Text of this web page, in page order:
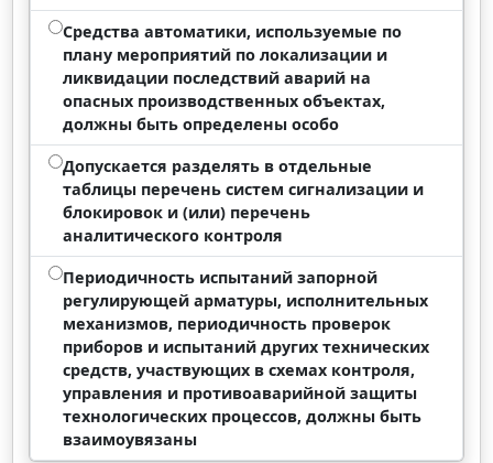
Средства автоматики, используемые по
плану мероприятий по локализации и
ликвидации последствий аварий на
опасных производственных объектах,
должны быть определены особо
Допускается разделять в отдельные
таблицы перечень систем сигнализации и
блокировок и (или) перечень
аналитического контроля
Периодичность испытаний запорной
регулирующей арматуры, исполнительных
механизмов, периодичность проверок
приборов и испытаний других технических
средств, участвующих в схемах контроля,
управления и противоаварийной защиты
технологических процессов, должны быть
взаимоувязаны